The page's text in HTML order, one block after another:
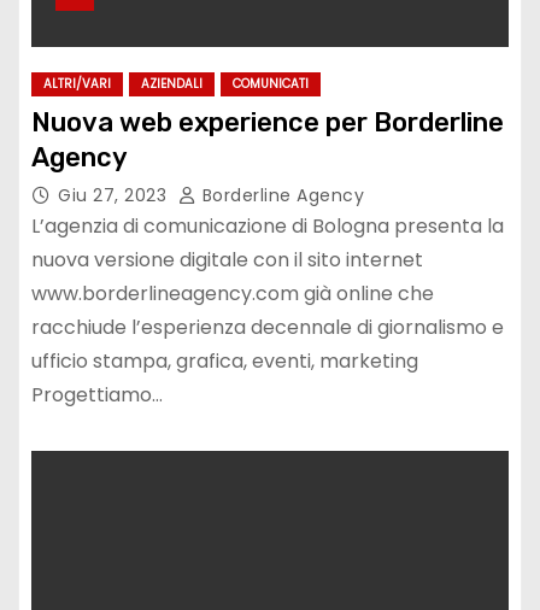
ALTRI/VARI AZIENDALI COMUNICATI
Nuova web experience per Borderline
Agency
Giu 27, 2023 Borderline Agency
L’agenzia di comunicazione di Bologna presenta la
nuova versione digitale con il sito internet
www.borderlineagency.com già online che
racchiude l’esperienza decennale di giornalismo e
ufficio stampa, grafica, eventi, marketing
Progettiamo…